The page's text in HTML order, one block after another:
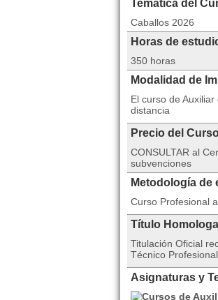
Temática del
Caballos 2026
Horas de
350 horas
Modalidad de
El curso de
distancia
Precio del
CONSULTAR al
subvenciones
Metodología de
Curso Profesional
Título
Titulación Oficial
Técnico
Asignaturas y